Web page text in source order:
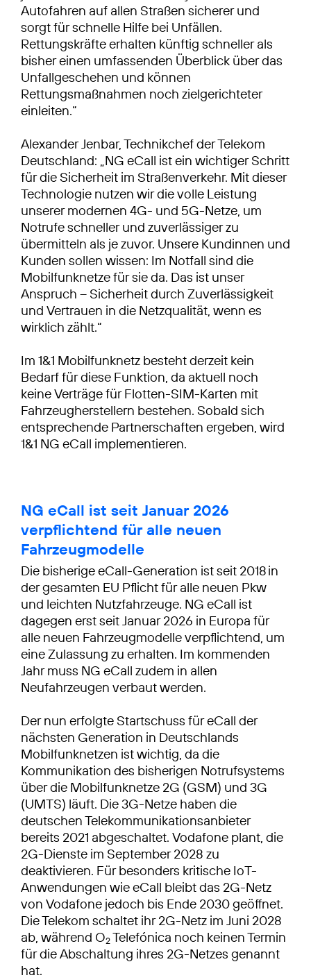
Autofahren auf allen Straßen sicherer und
sorgt für schnelle Hilfe bei Unfällen.
Rettungskräfte erhalten künftig schneller als
bisher einen umfassenden Überblick über das
Unfallgeschehen und können
Rettungsmaßnahmen noch zielgerichteter
einleiten.“
Alexander Jenbar, Technikchef der Telekom
Deutschland: „NG eCall ist ein wichtiger Schritt
für die Sicherheit im Straßenverkehr. Mit dieser
Technologie nutzen wir die volle Leistung
unserer modernen 4G- und 5G-Netze, um
Notrufe schneller und zuverlässiger zu
übermitteln als je zuvor. Unsere Kundinnen und
Kunden sollen wissen: Im Notfall sind die
Mobilfunknetze für sie da. Das ist unser
Anspruch – Sicherheit durch Zuverlässigkeit
und Vertrauen in die Netzqualität, wenn es
wirklich zählt.“
Im 1&1 Mobilfunknetz besteht derzeit kein
Bedarf für diese Funktion, da aktuell noch
keine Verträge für Flotten-SIM-Karten mit
Fahrzeugherstellern bestehen. Sobald sich
entsprechende Partnerschaften ergeben, wird
1&1 NG eCall implementieren.
NG eCall ist seit Januar 2026
verpflichtend für alle neuen
Fahrzeugmodelle
Die bisherige eCall-Generation ist seit 2018 in
der gesamten EU Pflicht für alle neuen Pkw
und leichten Nutzfahrzeuge. NG eCall ist
dagegen erst seit Januar 2026 in Europa für
alle neuen Fahrzeugmodelle verpflichtend, um
eine Zulassung zu erhalten. Im kommenden
Jahr muss NG eCall zudem in allen
Neufahrzeugen verbaut werden.
Der nun erfolgte Startschuss für eCall der
nächsten Generation in Deutschlands
Mobilfunknetzen ist wichtig, da die
Kommunikation des bisherigen Notrufsystems
über die Mobilfunknetze 2G (GSM) und 3G
(UMTS) läuft. Die 3G-Netze haben die
deutschen Telekommunikationsanbieter
bereits 2021 abgeschaltet. Vodafone plant, die
2G-Dienste im September 2028 zu
deaktivieren. Für besonders kritische IoT-
Anwendungen wie eCall bleibt das 2G-Netz
von Vodafone jedoch bis Ende 2030 geöffnet.
Die Telekom schaltet ihr 2G-Netz im Juni 2028
ab, während O2Telefónica noch keinen Termin
für die Abschaltung ihres 2G-Netzes genannt
hat.